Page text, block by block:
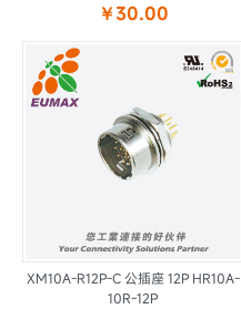
￥30.00
XM10A-R12P-C 公插座 12P HR10A-
10R-12P